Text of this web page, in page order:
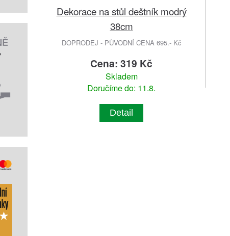
Dekorace na stůl deštník modrý
38cm
DOPRODEJ - PŮVODNÍ CENA 695.- Kč
Cena: 319 Kč
Skladem
Doručíme do: 11.8.
Detail